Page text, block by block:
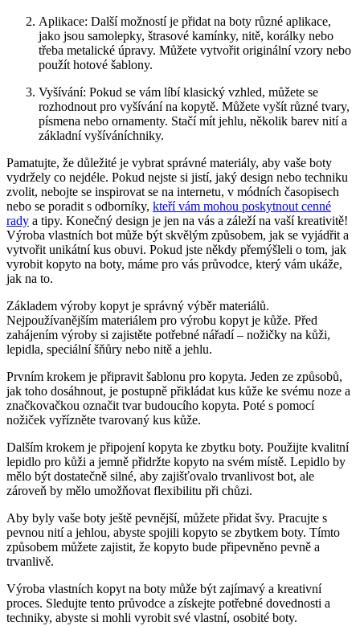
Aplikace: ​Další možností je přidat na boty⁤ různé aplikace,‍
jako jsou samolepky, štrasové kamínky, nitě, korálky nebo‍
třeba metalické úpravy. Můžete vytvořit ⁣originální vzory nebo
použít hotové šablony.
Vyšívání: Pokud se vám líbí klasický vzhled, můžete se
rozhodnout ‍pro vyšívání na kopytě. Můžete vyšít různé tvary,
písmena nebo ornamenty. Stačí mít jehlu, několik barev nití a
základní⁣ vyšíváníchniky.
Pamatujte,⁢ že důležité je vybrat správné materiály, aby ⁤vaše boty
vydržely co nejdéle. Pokud nejste⁤ si jistí,​ jaký design nebo techniku
zvolit, nebojte se inspirovat se ⁢na internetu,⁤ v módních časopisech
nebo se ‍poradit s odborníky, kteří vám mohou⁤ poskytnout ⁤cenné
rady a tipy. Konečný design je jen na vás a ⁤záleží na vaší kreativitě!
Výroba vlastních bot může být skvělým způsobem, jak‌ se ‌vyjádřit​ a
‍vytvořit unikátní ‍kus obuvi. ⁣Pokud jste‌ někdy přemýšleli o tom,⁤ jak
vyrobit kopyto na ‍boty, máme‍ pro vás ‍průvodce, který vám⁣ ukáže,
jak na⁤ to.
Základem výroby⁣ kopyt je správný výběr materiálů.
Nejpoužívanějším materiálem pro výrobu kopyt je kůže. Před
zahájením ⁣výroby‌ si zajistěte potřebné nářadí – nožičky na kůži,
lepidla, speciální⁢ šňůry nebo nitě a jehlu.
Prvním krokem ⁢je připravit šablonu ​pro kopyta. ⁢Jeden ze způsobů,
⁢jak toho dosáhnout, je postupně​ přikládat kus kůže​ ke⁣ svému noze a
značkovačkou označit tvar budoucího kopyta.⁢ Poté s pomocí
nožiček vyřízněte‌ tvarovaný kus kůže.
Dalším ⁣krokem je připojení kopyta ⁣ke zbytku boty. Použijte kvalitní
‌lepidlo pro kůži a‌ jemně přidržte​ kopyto‌ na svém místě. ⁢Lepidlo by‍
mělo být dostatečně silné, aby​ zajišťovalo trvanlivost bot, ale
zároveň by mělo umožňovat flexibilitu‍ při ‌chůzi.
Aby ⁢byly vaše⁢ boty ještě​ pevnější, ‍můžete přidat švy. Pracujte s
⁢pevnou nití ⁤a jehlou, abyste spojili kopyto se zbytkem boty. Tímto⁢
způsobem můžete zajistit, že⁢ kopyto bude‍ připevněno pevně a
trvanlivě.
Výroba vlastních kopyt na boty‌ může být zajímavý a kreativní
proces. Sledujte tento⁢ průvodce a‍ získejte potřebné dovednosti a
techniky, abyste si​ mohli vyrobit své vlastní, osobité boty. ⁤